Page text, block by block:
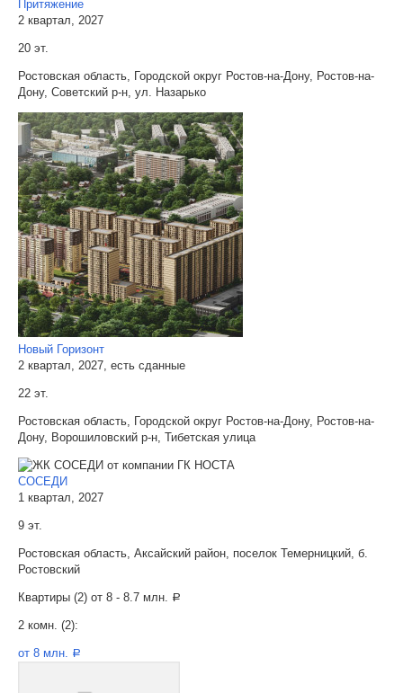
Притяжение
2 квартал, 2027
20 эт.
Ростовская область, Городской округ Ростов-на-Дону, Ростов-на-
Дону, Советский р-н, ул. Назарько
Новый Горизонт
2 квартал, 2027, есть сданные
22 эт.
Ростовская область, Городской округ Ростов-на-Дону, Ростов-на-
Дону, Ворошиловский р-н, Тибетская улица
СОСЕДИ
1 квартал, 2027
9 эт.
Ростовская область, Аксайский район, поселок Темерницкий, б.
Ростовский
Квартиры (2) от 8 - 8.7 млн. a
2 комн. (2):
от 8 млн. a